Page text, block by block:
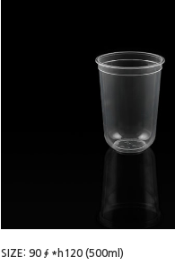
SIZE: 90∮*h120 (500ml)